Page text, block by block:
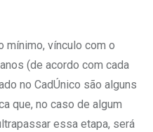
mínimo, vínculo com o
(de acordo com cada
no CadÚnico são alguns
que, no caso de algum
essa etapa, será